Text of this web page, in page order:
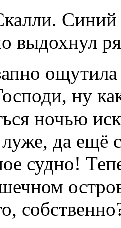
выдохнул
ну
ночью
да ещё
судно!